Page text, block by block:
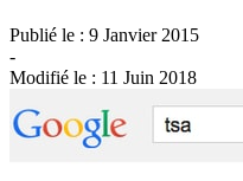
Publié le : 9 Janvier 2015
-
Modifié le : 11 Juin 2018